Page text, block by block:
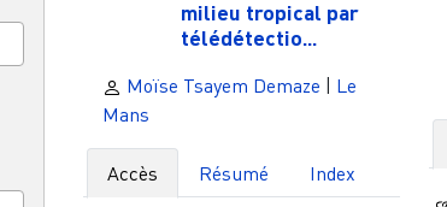
milieu tropical par
télédétectio...
Moïse Tsayem Demaze | Le
Mans
Accès Résumé Index